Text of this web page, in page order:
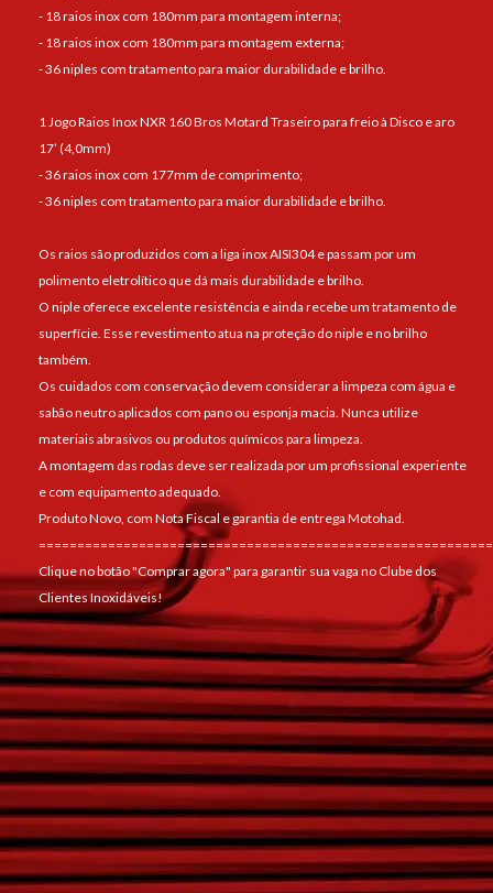
- 18 raios inox com 180mm para montagem interna;
- 18 raios inox com 180mm para montagem externa;
- 36 niples com tratamento para maior durabilidade e brilho.
1 Jogo Raios Inox NXR 160 Bros Motard Traseiro para freio à Disco e aro
17’ (4,0mm)
- 36 raios inox com 177mm de comprimento;
- 36 niples com tratamento para maior durabilidade e brilho.
Os raios são produzidos com a liga inox AISI304 e passam por um
polimento eletrolítico que dá mais durabilidade e brilho.
O niple oferece excelente resistência e ainda recebe um tratamento de
superfície. Esse revestimento atua na proteção do niple e no brilho
também.
Os cuidados com conservação devem considerar a limpeza com água e
sabão neutro aplicados com pano ou esponja macia. Nunca utilize
materiais abrasivos ou produtos químicos para limpeza.
A montagem das rodas deve ser realizada por um profissional experiente
e com equipamento adequado.
Produto Novo, com Nota Fiscal e garantia de entrega Motohad.
Clique no botão "Comprar agora" para garantir sua vaga no Clube dos
Clientes Inoxidáveis!